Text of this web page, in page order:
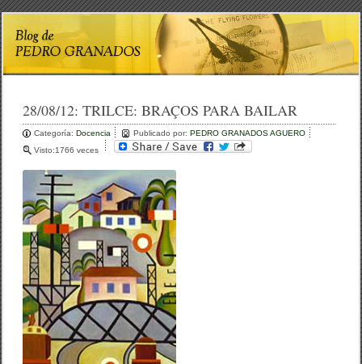
28/08/12:TRILCE: BRAÇOS PARA BAILAR
Categoría:Docencia Publicado por:PEDRO GRANADOS AGUERO
Visto:1766 veces